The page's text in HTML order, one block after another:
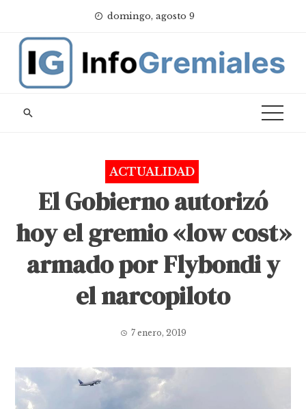
content
domingo, agosto 9
ACTUALIDAD
El Gobierno autorizó
hoy el gremio «low cost»
armado por Flybondi y
el narcopiloto
7 enero, 2019